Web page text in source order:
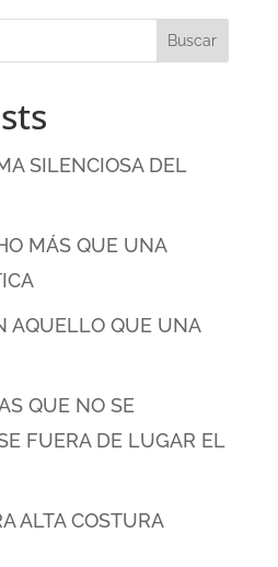
SILENCIOSA DEL
MÁS QUE UNA
AQUELLO QUE UNA
QUE NO SE
FUERA DE LUGAR EL
ALTA COSTURA